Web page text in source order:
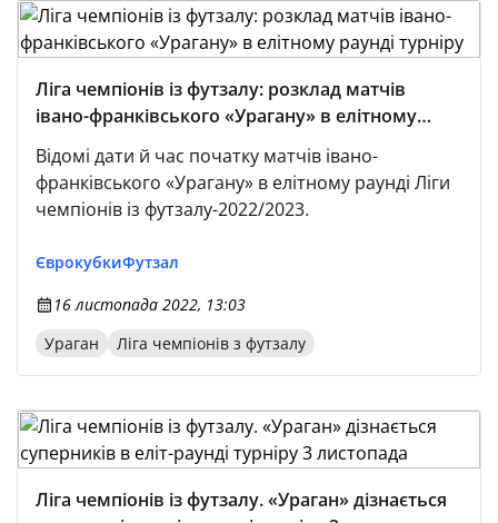
Ліга чемпіонів із футзалу: розклад матчів
івано-франківського «Урагану» в елітному
раунді турніру
Відомі дати й час початку матчів івано-
франківського «Урагану» в елітному раунді Ліги
чемпіонів із футзалу-2022/2023.
ЄврокубкиФутзал
16 листопада 2022, 13:03
Ураган
Ліга чемпіонів з футзалу
Ліга чемпіонів із футзалу. «Ураган» дізнається